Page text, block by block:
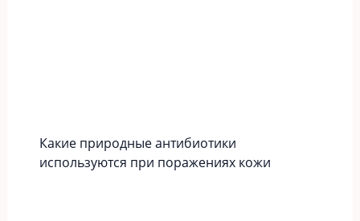
Какие природные антибиотики
используются при поражениях кожи